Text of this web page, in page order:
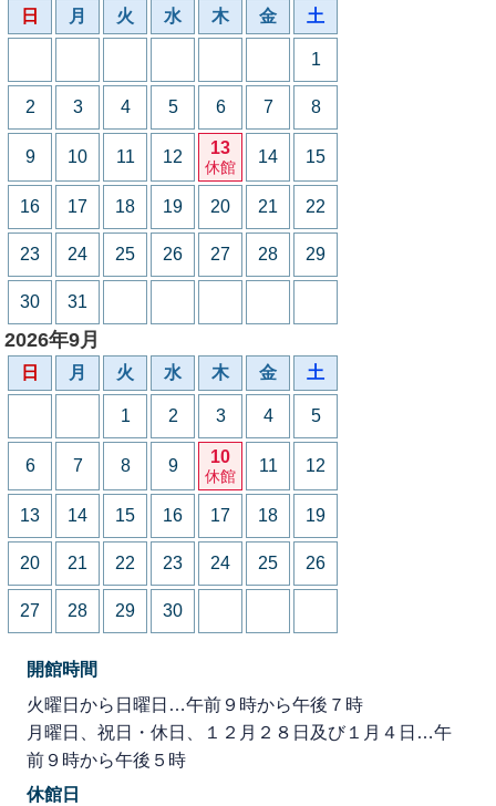
日 月 火 水 木 金 土
1
2 3 4 5 6 7 8
9 10 11 12 13
休館
14 15
16 17 18 19 20 21 22
23 24 25 26 27 28 29
30 31
2026年9月
日 月 火 水 木 金 土
1 2 3 4 5
6 7 8 9 10
休館
11 12
13 14 15 16 17 18 19
20 21 22 23 24 25 26
27 28 29 30
開館時間
火曜日から日曜日…午前９時から午後７時
月曜日、祝日・休日、１２月２８日及び１月４日…午
前９時から午後５時
休館日